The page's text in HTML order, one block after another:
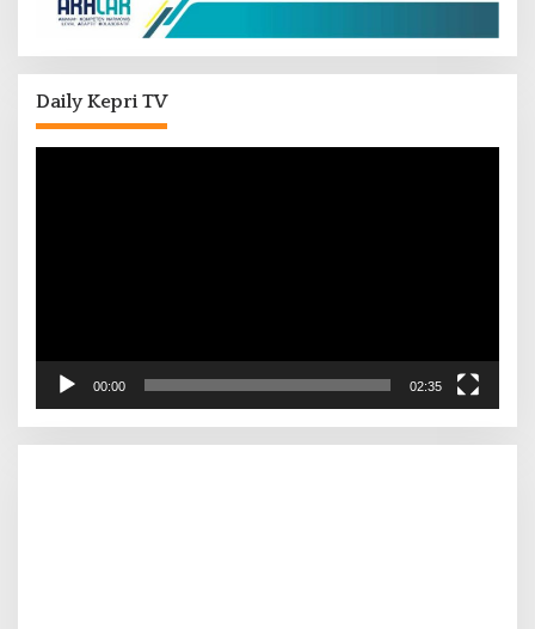
Daily Kepri TV
00:00 02:35